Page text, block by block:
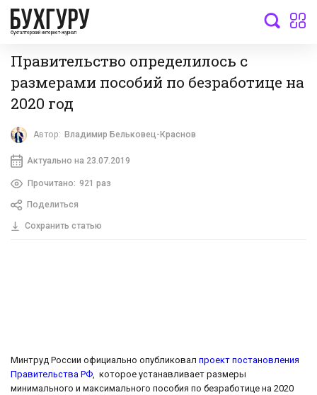
бухгалтерский интернет-журнал
Правительство определилось с
размерами пособий по безработице на
2020 год
Автор: Владимир Бельковец-Краснов
Актуально на 23.07.2019
Прочитано: 921 раз
Поделиться
Сохранить статью
Минтруд России официально опубликовал проект постановления
Правительства РФ, которое устанавливает размеры
минимального и максимального пособия по безработице на 2020